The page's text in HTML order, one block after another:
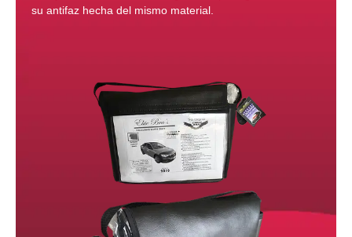
su antifaz hecha del mismo material.